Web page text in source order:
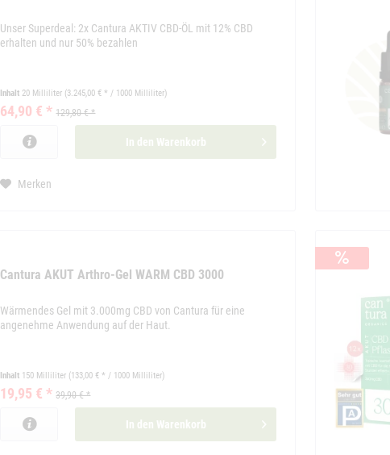
Unser Superdeal: 2x Cantura AKTIV CBD-ÖL mit 12% CBD
erhalten und nur 50% bezahlen
Inhalt 20 Milliliter (3.245,00 € * / 1000 Milliliter)
64,90 € * 129,80 € *
In den Warenkorb
Merken
Cantura AKUT Arthro-Gel WARM CBD 3000
Wärmendes Gel mit 3.000mg CBD von Cantura für eine
angenehme Anwendung auf der Haut.
Inhalt 150 Milliliter (133,00 € * / 1000 Milliliter)
19,95 € * 39,90 € *
In den Warenkorb